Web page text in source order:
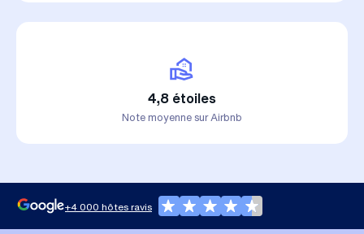
4,8 étoiles
Note moyenne sur Airbnb
+4 000 hôtes ravis